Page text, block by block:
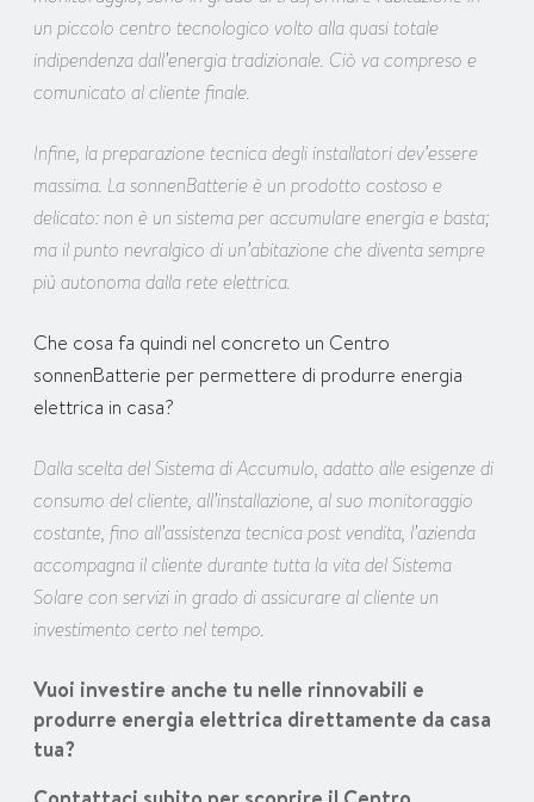
un piccolo centro tecnologico volto alla quasi totale
indipendenza dall’energia tradizionale. Ciò va compreso e
comunicato al cliente finale.
Infine, la preparazione tecnica degli installatori dev’essere
massima. La sonnenBatterie è un prodotto costoso e
delicato: non è un sistema per accumulare energia e basta;
ma il punto nevralgico di un’abitazione che diventa sempre
più autonoma dalla rete elettrica.
Che cosa fa quindi nel concreto un Centro
sonnenBatterie per permettere di produrre energia
elettrica in casa?
Dalla scelta del Sistema di Accumulo, adatto alle esigenze di
consumo del cliente, all’installazione, al suo monitoraggio
costante, fino all’assistenza tecnica post vendita, l’azienda
accompagna il cliente durante tutta la vita del Sistema
Solare con servizi in grado di assicurare al cliente un
investimento certo nel tempo.
Vuoi investire anche tu nelle rinnovabili e
produrre energia elettrica direttamente da casa
tua?